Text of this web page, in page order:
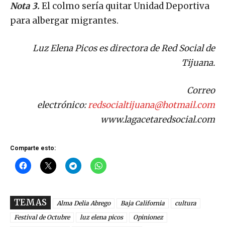
Nota 3. El colmo sería quitar Unidad Deportiva
para albergar migrantes.
Luz Elena Picos es directora de Red Social de
Tijuana.
Correo
electrónico:redsocialtijuana@hotmail.com
www.lagacetaredsocial.com
Comparte esto:
TEMAS Alma Delia Abrego Baja California
cultura
Festival de Octubre
luz elena picos
Opinionez